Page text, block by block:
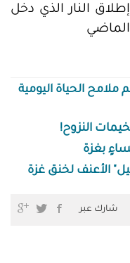
النار الذي دخل
الحياة اليومية
النزوح!
بغزة
الأعنف لخنق غزة
شارك عبر